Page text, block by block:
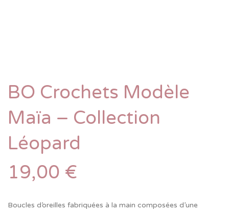
BO Crochets Modèle
Maïa – Collection
Léopard
19,00 €
Boucles d’oreilles fabriquées à la main composées d’une